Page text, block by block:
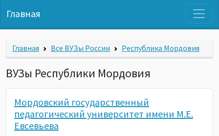
Главная
Главная Все ВУЗы России Республика Мордовия
ВУЗы Республики Мордовия
Мордовский государственный
педагогический университет имени М.Е.
Евсевьева